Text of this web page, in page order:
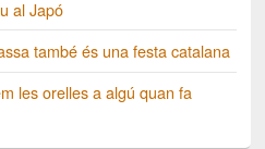
al Japó
també és una festa catalana
les orelles a algú quan fa